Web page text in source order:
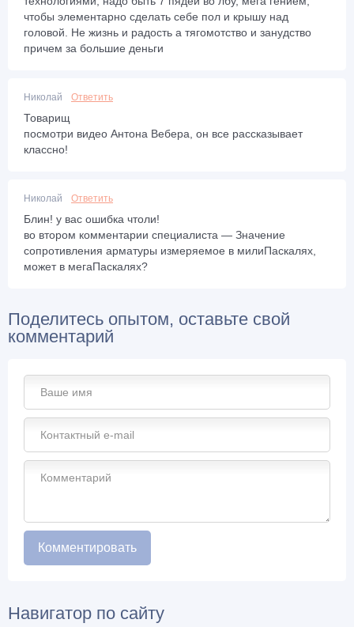
чтобы элементарно сделать себе пол и крышу над
головой. Не жизнь и радость а тягомотство и занудство
причем за большие деньги
Николай Ответить
Товарищ
посмотри видео Антона Вебера, он все рассказывает
классно!
Николай Ответить
Блин! у вас ошибка чтоли!
во втором комментарии специалиста — Значение
сопротивления арматуры измеряемое в милиПаскалях,
может в мегаПаскалях?
Поделитесь опытом, оставьте свой
комментарий
Навигатор по сайту